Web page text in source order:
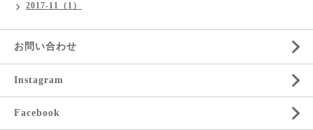
2017-11（1）
お問い合わせ
Instagram
Facebook